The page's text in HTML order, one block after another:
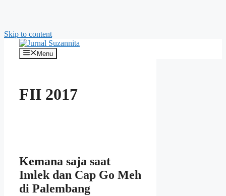
Skip to content
Menu
FII 2017
Kemana saja saat
Imlek dan Cap Go Meh
di Palembang